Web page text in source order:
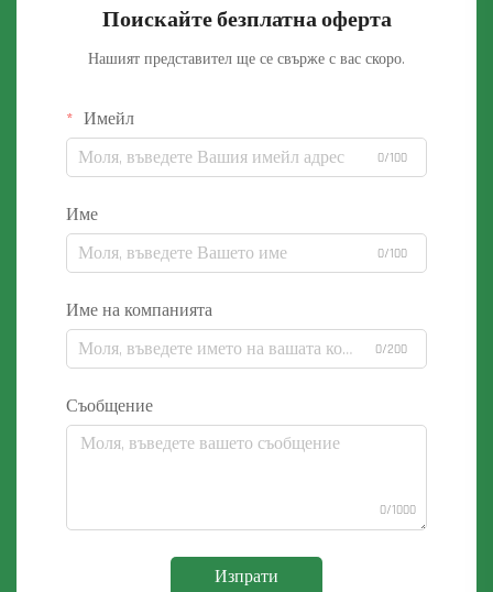
Поискайте безплатна оферта
Нашият представител ще се свърже с вас скоро.
Имейл
0/100
Име
0/100
Име на компанията
0/200
Съобщение
0/1000
Изпрати